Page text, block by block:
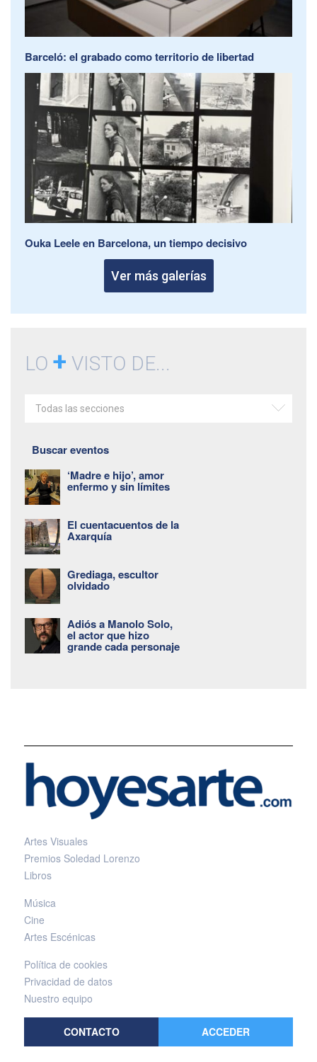
Barceló: el grabado como territorio de libertad
Ouka Leele en Barcelona, un tiempo decisivo
Ver más galerías
LO + VISTO DE...
Todas las secciones
Buscar eventos
‘Madre e hijo’, amor
enfermo y sin límites
El cuentacuentos de la
Axarquía
Grediaga, escultor
olvidado
Adiós a Manolo Solo,
el actor que hizo
grande cada personaje
Artes Visuales
Premios Soledad Lorenzo
Libros
Música
Cine
Artes Escénicas
Política de cookies
Privacidad de datos
Nuestro equipo
CONTACTO ACCEDER